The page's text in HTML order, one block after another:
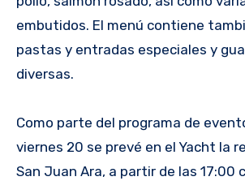
embutidos. El menú contiene
pastas y entradas especiales y
diversas.
Como parte del programa de
viernes 20 se prevé en el Yacht la
San Juan Ara, a partir de las 17:00